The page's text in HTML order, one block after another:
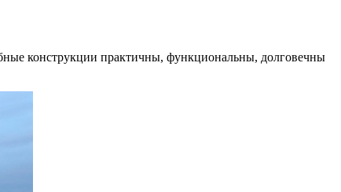
конструкции практичны, функциональны, долговечны